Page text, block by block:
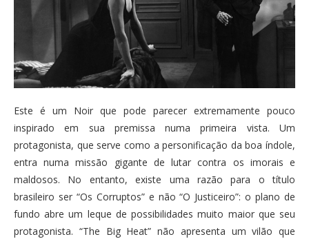
Este é um Noir que pode parecer extremamente pouco
inspirado em sua premissa numa primeira vista. Um
protagonista, que serve como a personificação da boa índole,
entra numa missão gigante de lutar contra os imorais e
maldosos. No entanto, existe uma razão para o título
brasileiro ser “Os Corruptos” e não “O Justiceiro”: o plano de
fundo abre um leque de possibilidades muito maior que seu
protagonista. “The Big Heat” não apresenta um vilão que